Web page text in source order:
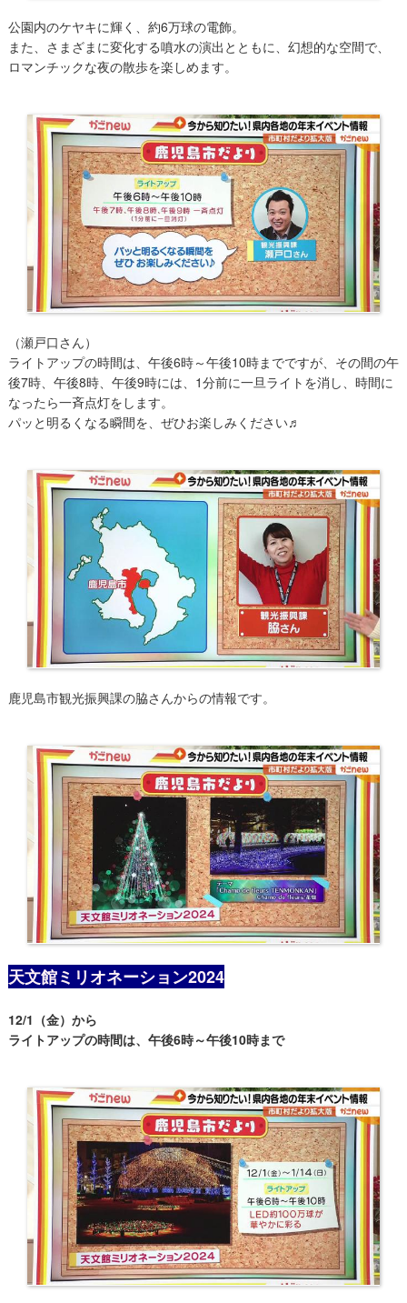
公園内のケヤキに輝く、約6万球の電飾。
また、さまざまに変化する噴水の演出とともに、幻想的な空間で、
ロマンチックな夜の散歩を楽しめます。
（瀬戸口さん）
ライトアップの時間は、午後6時～午後10時までですが、その間の午
後7時、午後8時、午後9時には、1分前に一旦ライトを消し、時間に
なったら一斉点灯をします。
パッと明るくなる瞬間を、ぜひお楽しみください♬
鹿児島市観光振興課の脇さんからの情報です。
天文館ミリオネーション2024
12/1（金）から
ライトアップの時間は、午後6時～午後10時まで